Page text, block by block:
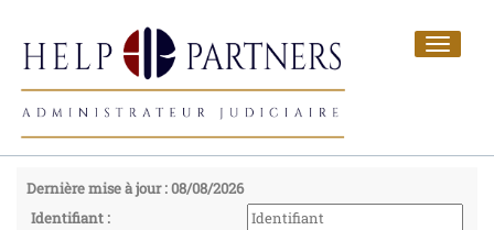
Toggle
Dernière mise à jour : 08/08/2026
Identifiant :